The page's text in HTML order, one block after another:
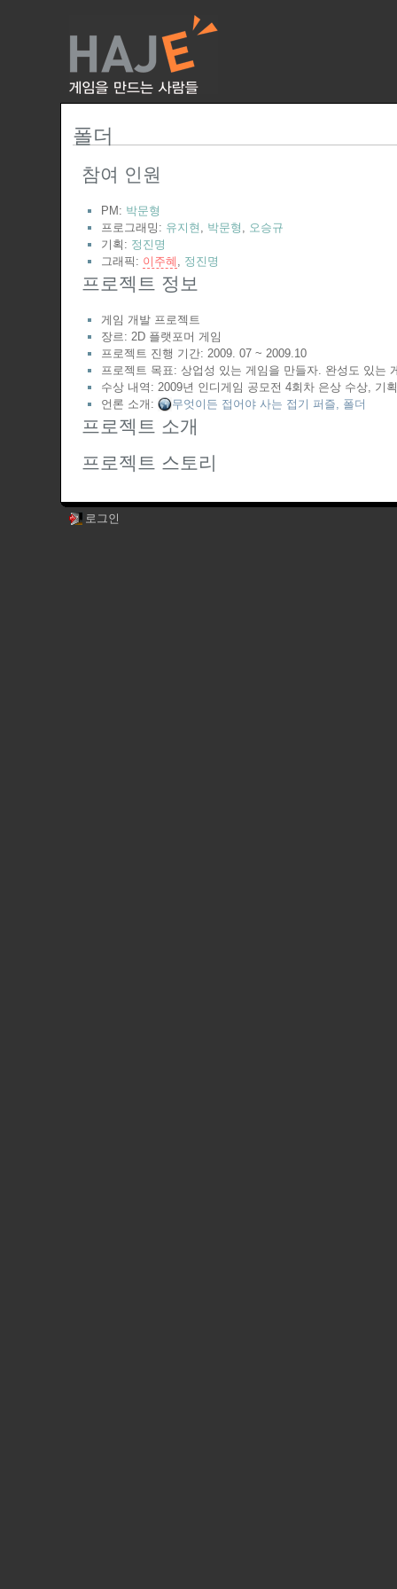
폴더
참여 인원
PM: 박문형
프로그래밍: 유지현 박문형
오승규
기획: 정진명
그래픽: 이주혜 정진명
프로젝트 정보
게임 개발 프로젝트
장르: 2D 플랫포머 게임
프로젝트 진행 기간: 2009. 07 ~ 2009.10
프로젝트 목표: 상업성 있는 게임을 만들자. 완성도 있는
수상 내역: 2009년 인디게임 공모전 4회차 은상 수상, 기
언론 소개:
무엇이든 접어야 사는 접기 퍼즐, 폴더
프로젝트 소개
프로젝트 스토리
로그인